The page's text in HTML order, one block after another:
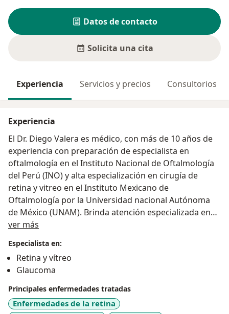
Datos de contacto
Solicita una cita
Experiencia Servicios y precios Consultorios
Experiencia
El Dr. Diego Valera es médico, con más de 10 años de
experiencia con preparación de especialista en
oftalmología en el Instituto Nacional de Oftalmología
del Perú (INO) y alta especialización en cirugía de
retina y vitreo en el Instituto Mexicano de
Oftalmología por la Universidad nacional Autónoma
de México (UNAM). Brinda atención especializada en
padecimientos oculares, además de tratamiento de
El Dr. Valera es un ávido investigador y ha publicado
varios artículos y capítulos de libro sobre avances en el
tratamiento del glaucoma y la retinopatía diabética. Su
trabajo ha sido reconocido en congresos
internacionales, y continúa explorando nuevas
fronteras en la medicina oftalmológica.
ver más
Especialista en:
Retina y vítreo
Glaucoma
Principales enfermedades tratadas
Enfermedades de la retina